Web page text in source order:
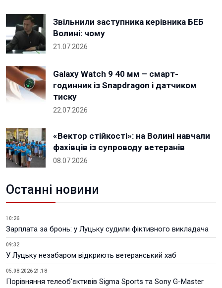
Звільнили заступника керівника БЕБ
Волині: чому
21.07.2026
Galaxy Watch 9 40 мм – смарт-
годинник із Snapdragon і датчиком
тиску
22.07.2026
«Вектор стійкості»: на Волині навчали
фахівців із супроводу ветеранів
08.07.2026
Останні новини
10:26
Зарплата за бронь: у Луцьку судили фіктивного викладача
09:32
У Луцьку незабаром відкриють ветеранський хаб
05.08.2026 21:18
Порівняння телеоб'єктивів Sigma Sports та Sony G-Master